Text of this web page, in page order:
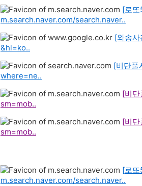
[로
m.search.naver.com/search.naver..
[와송사
&hl=ko..
[비단풀
where=ne..
[비단
sm=mob..
[비단
sm=mob..
[로
m.search.naver.com/search.naver..